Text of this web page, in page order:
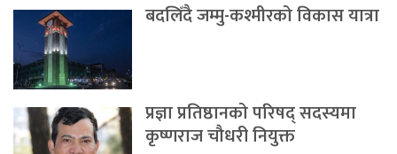
बदलिँदै जम्मु-कश्मीरको विकास यात्रा
प्रज्ञा प्रतिष्ठानको परिषद् सदस्यमा
कृष्णराज चौधरी नियुक्त